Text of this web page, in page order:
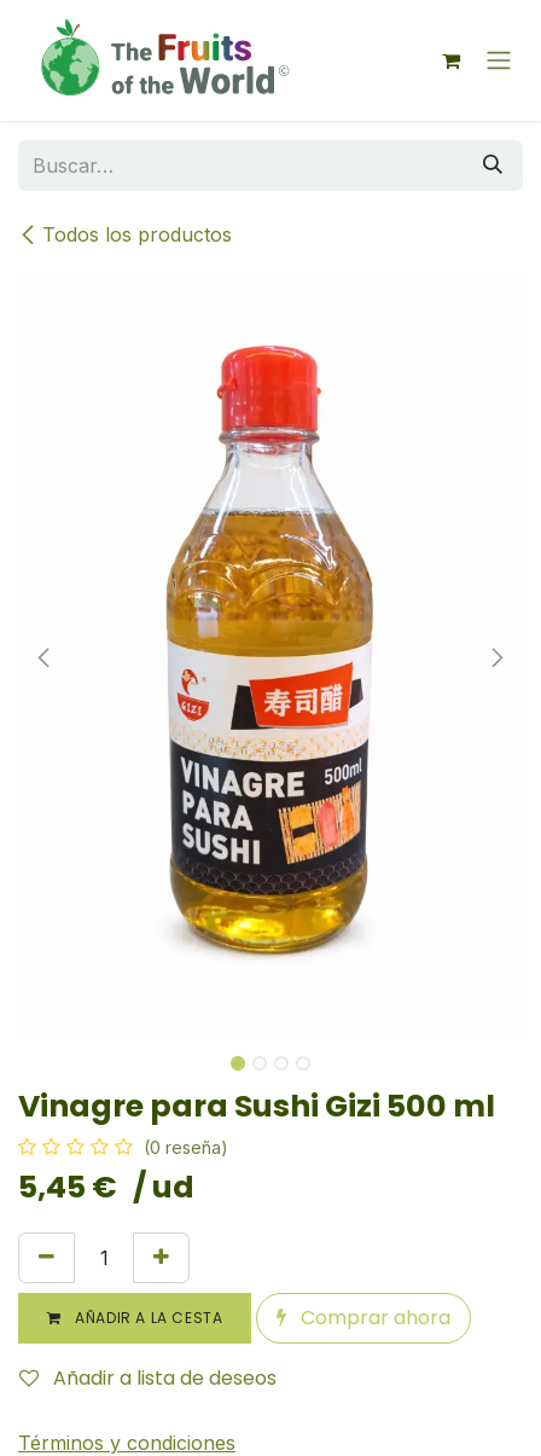
Todos los productos
Vinagre para Sushi Gizi 500 ml
(0 reseña)
5,45 € / ud
AÑADIR A LA CESTA Comprar ahora
Añadir a lista de deseos
Términos y condiciones